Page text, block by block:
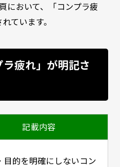
において、「コンプラ疲
ています。
疲れ」が明記さ
記載内容
目的を明確にしないコン